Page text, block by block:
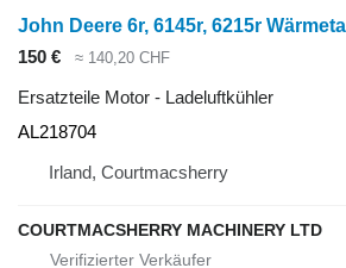
150 € ≈ 140,20 CHF
Ersatzteile Motor - Ladeluftkühler
AL218704
Irland, Courtmacsherry
COURTMACSHERRY MACHINERY LTD